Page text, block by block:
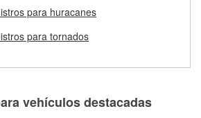
el Programa de Préstamo de
o discos para determinar si pueden
Si tus tambores o discos no
podemos ayudarte a encontrar las
correctas para tu reparación.
y discos de freno
para huracanes
para tornados
vehículos destacadas